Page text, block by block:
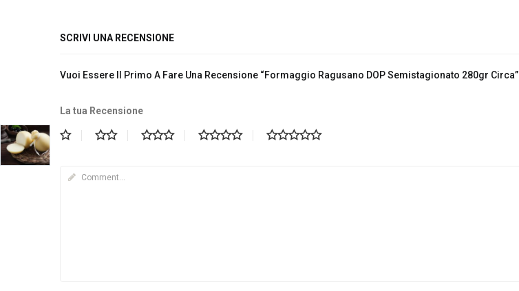
SCRIVI UNA RECENSIONE
Vuoi Essere Il Primo A Fare Una Recensione “Formaggio Ragusano DOP Semistagionato 280gr Circa”
La tua Recensione